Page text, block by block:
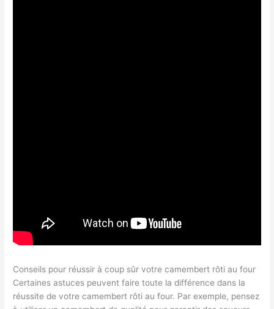
Conseils pour réussir à coup sûr votre camembert rôti au four
Certaines astuces peuvent faire toute la différence dans la
réussite de votre camembert rôti au four. Par exemple, pensez